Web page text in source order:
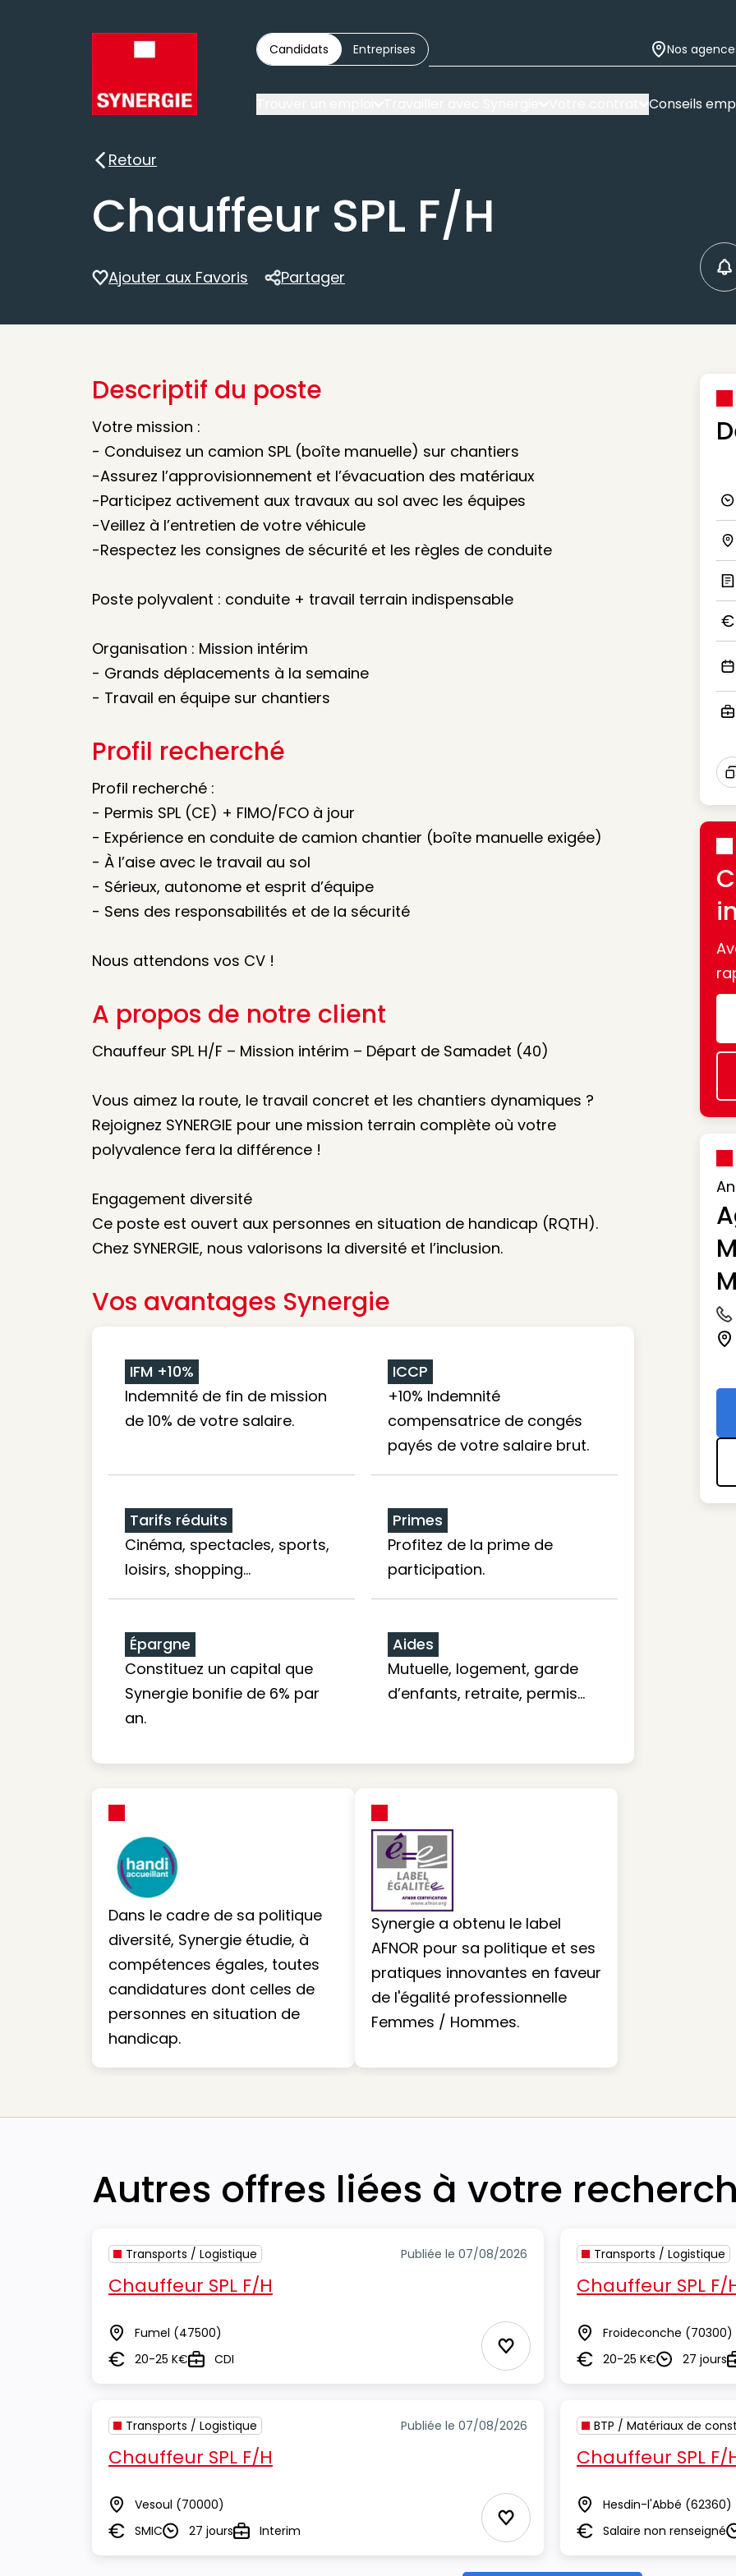
Candidats Entreprises Nos
Conseils
Retour
Retour
Chauffeur SPL F/H
Ajouter aux Favoris
Partager
Partager
Descriptif du poste
Votre mission :
- Conduisez un camion SPL (boîte manuelle) sur chantiers
-Assurez l’approvisionnement et l’évacuation des matériaux
-Participez activement aux travaux au sol avec les équipes
-Veillez à l’entretien de votre véhicule
-Respectez les consignes de sécurité et les règles de conduite
Poste polyvalent : conduite + travail terrain indispensable
Organisation : Mission intérim
- Grands déplacements à la semaine
- Travail en équipe sur chantiers
Profil recherché
Profil recherché :
- Permis SPL (CE) + FIMO/FCO à jour
- Expérience en conduite de camion chantier (boîte manuelle exigée)
- À l’aise avec le travail au sol
- Sérieux, autonome et esprit d’équipe
- Sens des responsabilités et de la sécurité
Nous attendons vos CV !
A propos de notre client
Chauffeur SPL H/F – Mission intérim – Départ de Samadet (40)
Vous aimez la route, le travail concret et les chantiers dynamiques ?
Rejoignez SYNERGIE pour une mission terrain complète où votre
polyvalence fera la différence !
Engagement diversité
Ce poste est ouvert aux personnes en situation de handicap (RQTH).
Chez SYNERGIE, nous valorisons la diversité et l’inclusion.
Vos avantages Synergie
IFM +10%
Indemnité de fin de mission
de 10% de votre salaire.
ICCP
+10% Indemnité
compensatrice de congés
payés de votre salaire brut.
Tarifs réduits
Cinéma, spectacles, sports,
loisirs, shopping...
Primes
Profitez de la prime de
participation.
Épargne
Constituez un capital que
Synergie bonifie de 6% par
an.
Aides
Mutuelle, logement, garde
d’enfants, retraite, permis…
Dans le cadre de sa politique
diversité, Synergie étudie, à
compétences égales, toutes
candidatures dont celles de
personnes en situation de
handicap.
Synergie a obtenu le label
AFNOR pour sa politique et ses
pratiques innovantes en faveur
de l'égalité professionnelle
Femmes / Hommes.
Autres offres liées à votre
Transports / Logistique Publiée le 07/08/2026
Chauffeur SPL F/H
Lieu Fumel (47500)
Salaire20-25 K€TypeCDI Ajouter aux Favoris
Transports / Logistique
Chauffeur SPL F/
Lieu Froideconche (70300)
Salaire20-25 K€Durée27 jours
Transports / Logistique Publiée le 07/08/2026
Chauffeur SPL F/H
Lieu Vesoul (70000)
Salaire
SMICDurée27 joursTypeInterim Ajouter aux Favoris
BTP / Matériaux de
Chauffeur SPL F/
Lieu Hesdin-l'Abbé (62360)
SalaireSalaire non renseigné